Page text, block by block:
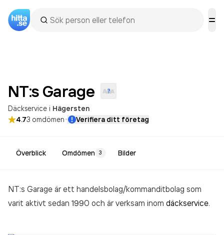
NT:s Garage
Däckservice i Hägersten
4.73 omdömen· Verifiera ditt företag
Överblick Omdömen 3 Bilder
NT:s Garage är ett handelsbolag/kommanditbolag som
varit aktivt sedan 1990 och är verksam inom däckservice.